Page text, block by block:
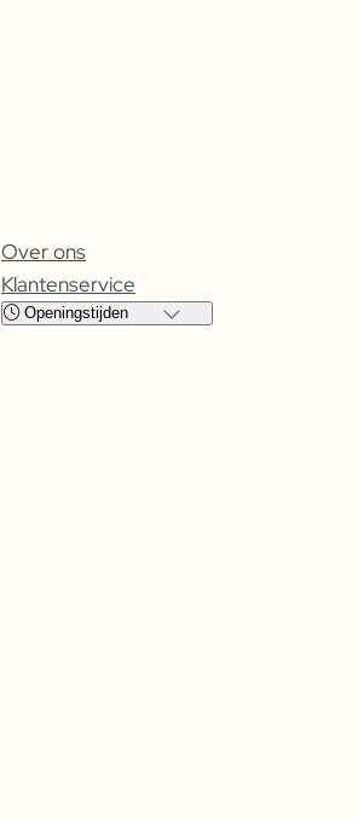
Over ons
Klantenservice
Openingstijden